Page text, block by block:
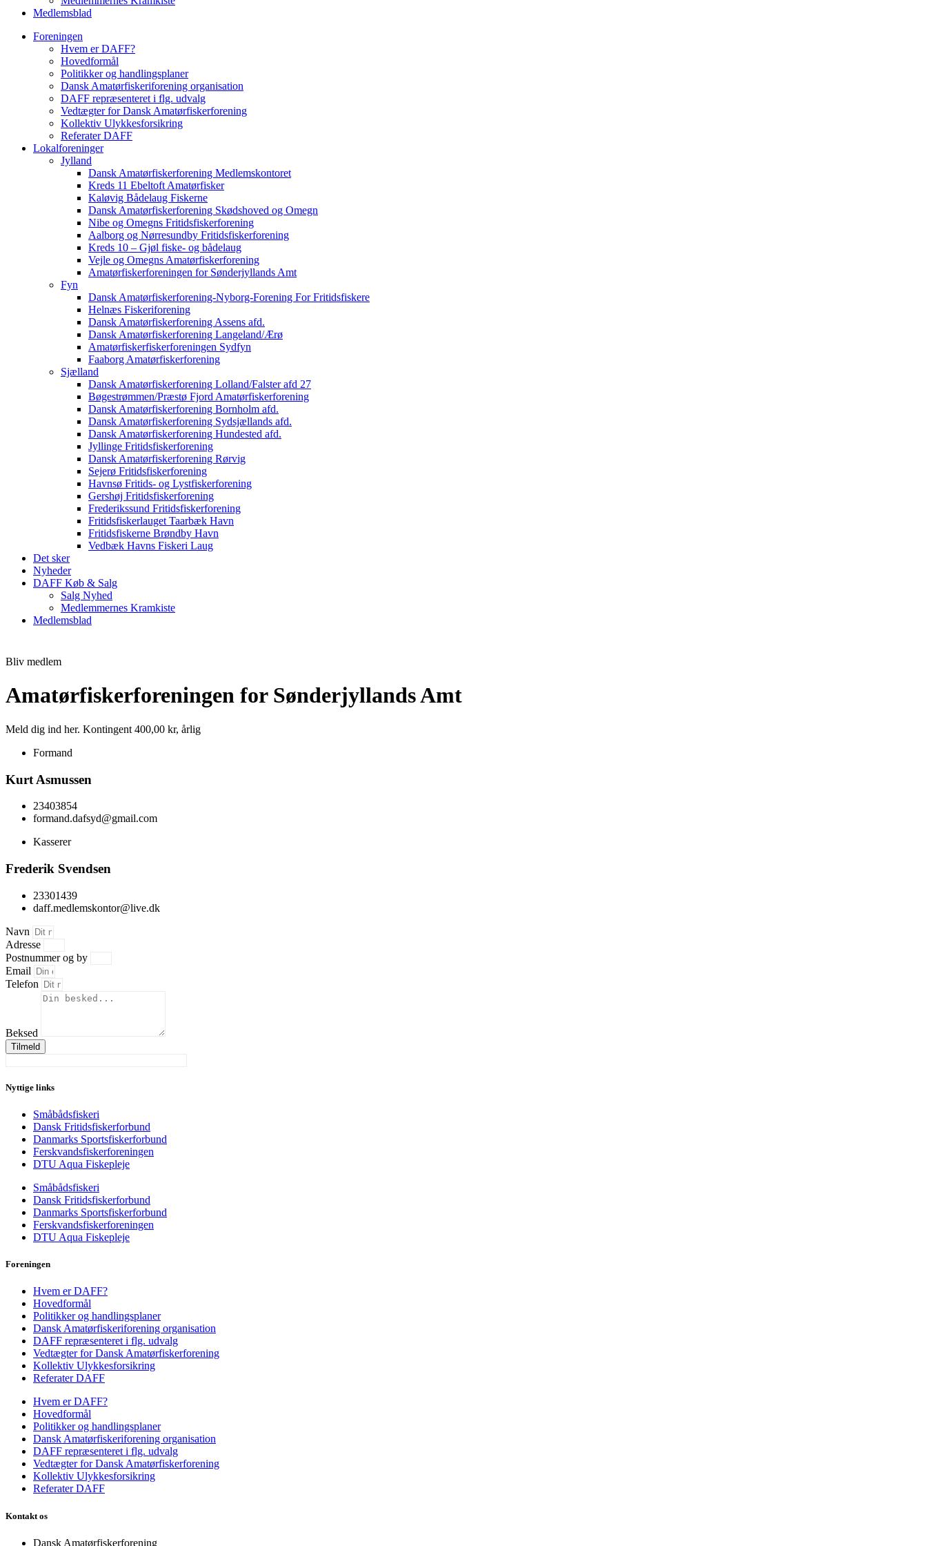
Medlemsblad
Foreningen
Hvem er DAFF?
Hovedformål
Politikker og handlingsplaner
Dansk Amatørfiskeriforening organisation
DAFF repræsenteret i flg. udvalg
Vedtægter for Dansk Amatørfiskerforening
Kollektiv Ulykkesforsikring
Referater DAFF
Lokalforeninger
Jylland
Dansk Amatørfiskerforening Medlemskontoret
Kreds 11 Ebeltoft Amatørfisker
Kaløvig Bådelaug Fiskerne
Dansk Amatørfiskerforening Skødshoved og Omegn
Nibe og Omegns Fritidsfiskerforening
Aalborg og Nørresundby Fritidsfiskerforening
Kreds 10 – Gjøl fiske- og bådelaug
Vejle og Omegns Amatørfiskerforening
Amatørfiskerforeningen for Sønderjyllands Amt
Fyn
Dansk Amatørfiskerforening-Nyborg-Forening For Fritidsfiskere
Helnæs Fiskeriforening
Dansk Amatørfiskerforening Assens afd.
Dansk Amatørfiskerforening Langeland/Ærø
Amatørfiskerfiskerforeningen Sydfyn
Faaborg Amatørfiskerforening
Sjælland
Dansk Amatørfiskerforening Lolland/Falster afd 27
Bøgestrømmen/Præstø Fjord Amatørfiskerforening
Dansk Amatørfiskerforening Bornholm afd.
Dansk Amatørfiskerforening Sydsjællands afd.
Dansk Amatørfiskerforening Hundested afd.
Jyllinge Fritidsfiskerforening
Dansk Amatørfiskerforening Rørvig
Sejerø Fritidsfiskerforening
Havnsø Fritids- og Lystfiskerforening
Gershøj Fritidsfiskerforening
Frederikssund Fritidsfiskerforening
Fritidsfiskerlauget Taarbæk Havn
Fritidsfiskerne Brøndby Havn
Vedbæk Havns Fiskeri Laug
Det sker
Nyheder
DAFF Køb & Salg
Salg Nyhed
Medlemmernes Kramkiste
Medlemsblad
Bliv medlem
Amatørfiskerforeningen for Sønderjyllands Amt
Meld dig ind her. Kontingent 400,00 kr, årlig
Formand
Kurt Asmussen
23403854
formand.dafsyd@gmail.com
Kasserer
Frederik Svendsen
23301439
daff.medlemskontor@live.dk
Navn
Adresse
Postnummer og by
Email
Telefon
Beksed
Tilmeld
Nyttige links
Småbådsfiskeri
Dansk Fritidsfiskerforbund
Danmarks Sportsfiskerforbund
Ferskvandsfiskerforeningen
DTU Aqua Fiskepleje
Småbådsfiskeri
Dansk Fritidsfiskerforbund
Danmarks Sportsfiskerforbund
Ferskvandsfiskerforeningen
DTU Aqua Fiskepleje
Foreningen
Hvem er DAFF?
Hovedformål
Politikker og handlingsplaner
Dansk Amatørfiskeriforening organisation
DAFF repræsenteret i flg. udvalg
Vedtægter for Dansk Amatørfiskerforening
Kollektiv Ulykkesforsikring
Referater DAFF
Hvem er DAFF?
Hovedformål
Politikker og handlingsplaner
Dansk Amatørfiskeriforening organisation
DAFF repræsenteret i flg. udvalg
Vedtægter for Dansk Amatørfiskerforening
Kollektiv Ulykkesforsikring
Referater DAFF
Kontakt os
Dansk Amatørfiskerforening